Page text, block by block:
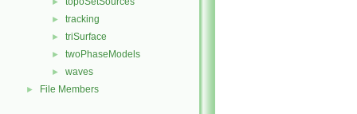
► tracking
► triSurface
► twoPhaseModels
► waves
► File Members